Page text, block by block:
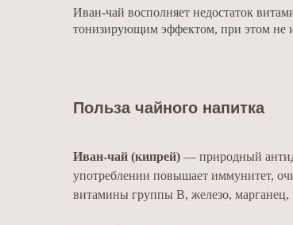
Иван-чай восполняет недостаток
тонизирующим эффектом, при этом не
Польза чайного напитка
Иван-чай (кипрей) — природный
употреблении повышает иммунитет,
витамины группы В, железо,